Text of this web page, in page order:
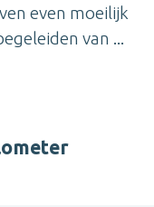
even moeilijk
van ...